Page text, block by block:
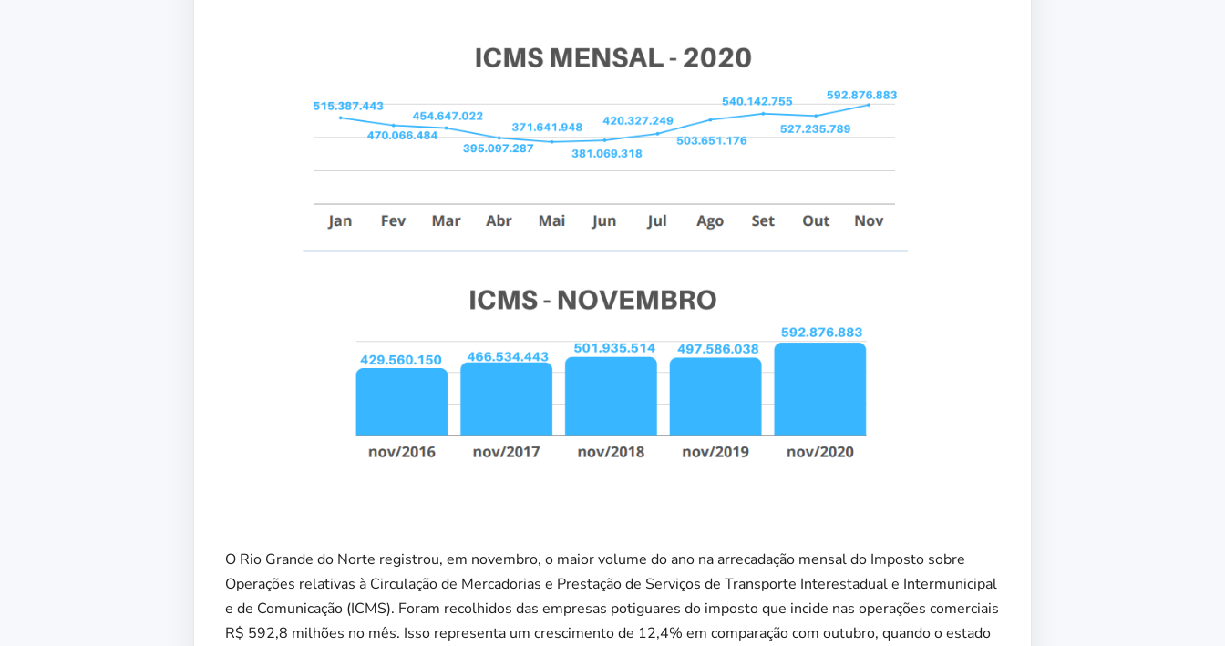
O Rio Grande do Norte registrou, em novembro, o maior volume do ano na arrecadação mensal do Imposto sobre
Operações relativas à Circulação de Mercadorias e Prestação de Serviços de Transporte Interestadual e Intermunicipal
e de Comunicação (ICMS). Foram recolhidos das empresas potiguares do imposto que incide nas operações comerciais
R$ 592,8 milhões no mês. Isso representa um crescimento de 12,4% em comparação com outubro, quando o estado